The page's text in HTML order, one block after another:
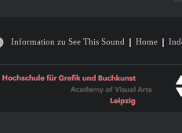
Information zu See This Sound Home